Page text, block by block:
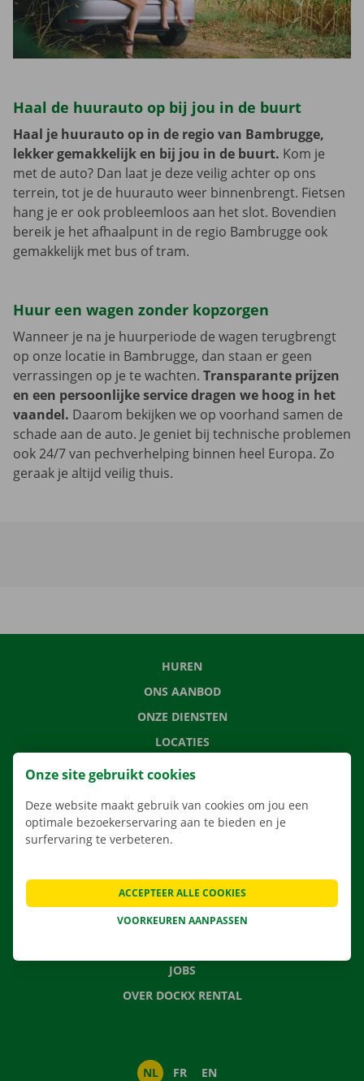
Haal de huurauto op bij jou in de buurt
Haal je huurauto op in de regio van Bambrugge,
lekker gemakkelijk en bij jou in de buurt. Kom je
met de auto? Dan laat je deze veilig achter op ons
terrein, tot je de huurauto weer binnenbrengt. Fietsen
hang je er ook probleemloos aan het slot. Bovendien
bereik je het afhaalpunt in de regio Bambrugge ook
gemakkelijk met bus of tram.
Huur een wagen zonder kopzorgen
Wanneer je na je huurperiode de wagen terugbrengt
op onze locatie in Bambrugge, dan staan er geen
verrassingen op je te wachten. Transparante prijzen
en een persoonlijke service dragen we hoog in het
vaandel. Daarom bekijken we op voorhand samen de
schade aan de auto. Je geniet bij technische problemen
ook 24/7 van pechverhelping binnen heel Europa. Zo
geraak je altijd veilig thuis.
HUREN
ONS AANBOD
ONZE DIENSTEN
LOCATIES
APP
VEELGESTELDE VRAGEN
NIEUWS
JOBS
OVER DOCKX RENTAL
NL FR EN
Onze site gebruikt cookies
Deze website maakt gebruik van cookies om jou een
optimale bezoekerservaring aan te bieden en je
surfervaring te verbeteren.
VOORKEUREN AANPASSEN
ACCEPTEER ALLE COOKIES